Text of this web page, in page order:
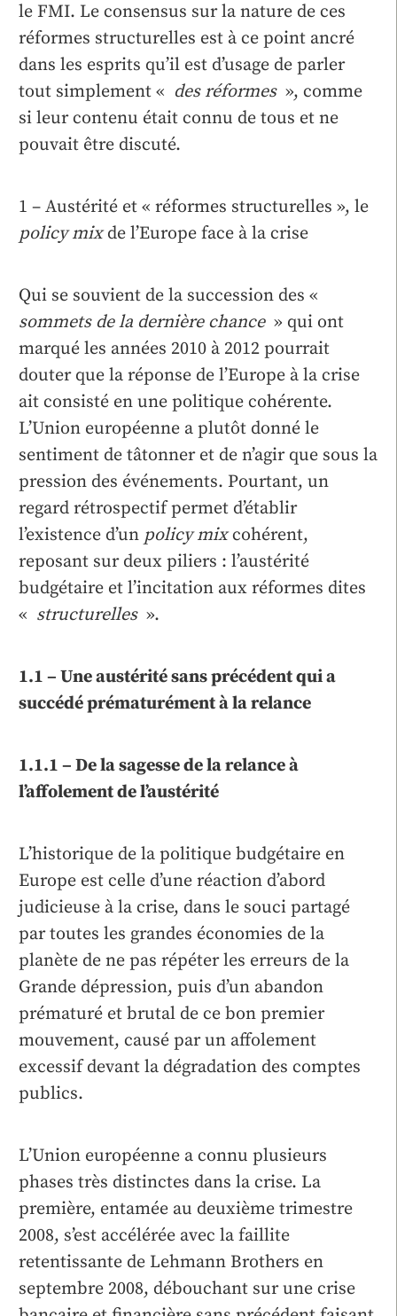
le FMI. Le consensus sur la nature de ces
réformes structurelles est à ce point ancré
dans les esprits qu’il est d’usage de parler
tout simplement « des réformes», comme
si leur contenu était connu de tous et ne
pouvait être discuté.
1 – Austérité et « réformes structurelles », le
policy mixde l’Europe face à la crise
Qui se souvient de la succession des «
sommets de la dernière chance» qui ont
marqué les années 2010 à 2012 pourrait
douter que la réponse de l’Europe à la crise
ait consisté en une politique cohérente.
L’Union européenne a plutôt donné le
sentiment de tâtonner et de n’agir que sous la
pression des événements. Pourtant, un
regard rétrospectif permet d’établir
l’existence d’un policy mixcohérent,
reposant sur deux piliers : l’austérité
budgétaire et l’incitation aux réformes dites
« structurelles».
1.1 – Une austérité sans précédent qui a
succédé prématurément à la relance
1.1.1 – De la sagesse de la relance à
l’affolement de l’austérité
L’historique de la politique budgétaire en
Europe est celle d’une réaction d’abord
judicieuse à la crise, dans le souci partagé
par toutes les grandes économies de la
planète de ne pas répéter les erreurs de la
Grande dépression, puis d’un abandon
prématuré et brutal de ce bon premier
mouvement, causé par un affolement
excessif devant la dégradation des comptes
publics.
L’Union européenne a connu plusieurs
phases très distinctes dans la crise. La
première, entamée au deuxième trimestre
2008, s’est accélérée avec la faillite
retentissante de Lehmann Brothers en
septembre 2008, débouchant sur une crise